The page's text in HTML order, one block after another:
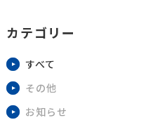
カテゴリー
すべて
その他
お知らせ